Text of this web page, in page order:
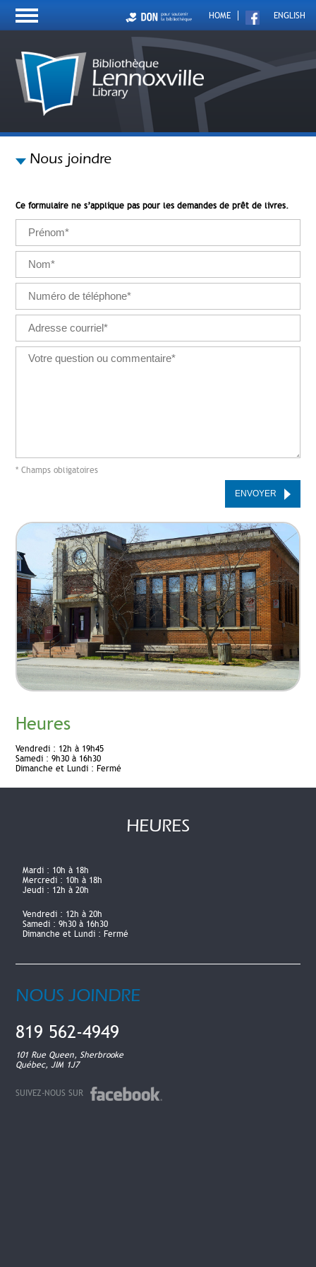
ENGLISH
HOME
Nous joindre
Ce formulaire ne s’applique pas pour les demandes de prêt de livres.
* Champs obligatoires
Heures
Vendredi : 12h à 19h45
Samedi :9h30 à 16h30
Dimanche et Lundi :Fermé
HEURES
Mardi : 10h à 18h
Mercredi : 10h à 18h
Jeudi : 12h à 20h
Vendredi : 12h à 20h
Samedi :9h30 à 16h30
Dimanche et Lundi :Fermé
NOUS JOINDRE
819 562-4949
101 Rue Queen, Sherbrooke
Québec, JIM 1J7
SUIVEZ-NOUS SUR